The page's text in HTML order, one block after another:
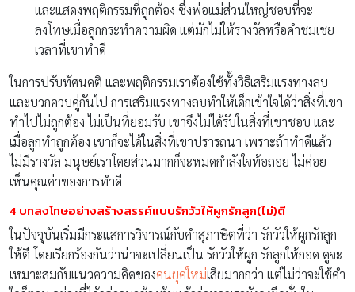
และแสดงพฤติกรรมที่ถูกต้อง ซึ่งพ่อแม่ส่วนใหญ่ชอบที่จะ
ลงโทษเมื่อลูกกระทำความผิด แต่มักไม่ให้รางวัลหรือคำชมเชย
เวลาที่เขาทำดี
ในการปรับทัศนคติ และพฤติกรรมเราต้องใช้ทั้งวิธีเสริมแรงทางลบ
และบวกควบคู่กันไป การเสริมแรงทางลบทำให้เด็กเข้าใจได้ว่าสิ่งที่เขา
ทำไปไม่ถูกต้อง ไม่เป็นที่ยอมรับ เขาจึงไม่ได้รับในสิ่งที่เขาชอบ และ
เมื่อลูกทำถูกต้อง เขาก็จะได้ในสิ่งที่เขาปรารถนา เพราะถ้าทำดีแล้ว
ไม่มีรางวัล มนุษย์เราโดยส่วนมากก็จะหมดกำลังใจท้อถอย ไม่ค่อย
เห็นคุณค่าของการทำดี
4 บทลงโทษอย่างสร้างสรรค์แบบรักวัวให้ผูกรักลูก(ไม่)ตี
ในปัจจุบันเริ่มมีกระแสการวิจารณ์กับคำสุภาษิตที่ว่า รักวัวให้ผูกรักลูก
ให้ตี โดยเรียกร้องกันว่าน่าจะเปลี่ยนเป็น รักวัวให้ผูก รักลูกให้กอด ดูจะ
เหมาะสมกับแนวความคิดของคนยุคใหม่เสียมากกว่า แต่ไม่ว่าจะใช้คำ